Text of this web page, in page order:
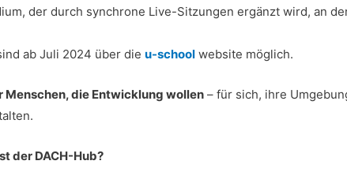
der durch synchrone Live-Sitzungen ergänzt wird, an
ab Juli 2024 über die u-school website möglich.
Menschen, die Entwicklung wollen – für sich, ihre
der DACH-Hub?